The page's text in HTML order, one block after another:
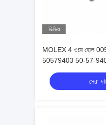
ভিডিও
MOLEX 4 ওয়ে হোল
50579403 50-57-
সংযোগকারী
সেরা